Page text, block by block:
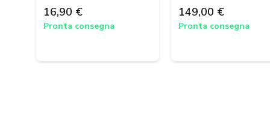
16,90 €
Pronta consegna
149,00 €
Pronta consegna